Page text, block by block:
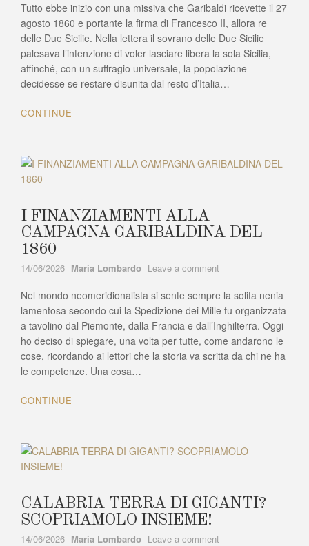
L’ESERCITO
BORBONICO
SI
ARRENDE
MASSA
AI
Tutto ebbe inizio con una missiva che Garibaldi ricevette il 27
agosto 1860 e portante la firma di Francesco II, allora re
delle Due Sicilie. Nella lettera il sovrano delle Due Sicilie
palesava l’intenzione di voler lasciare libera la sola Sicilia,
affinché, con un suffragio universale, la popolazione
decidesse se restare disunita dal resto d’Italia…
CONTINUE
I FINANZIAMENTI ALLA
CAMPAGNA GARIBALDINA DEL
1860
14/06/2026 Author
Maria Lombardo Leave a comment
FINANZIAMENTI
ALLA
CAMPAGNA
GARIBALDINA
DEL
1860
Nel mondo neomeridionalista si sente sempre la solita nenia
lamentosa secondo cui la Spedizione dei Mille fu organizzata
a tavolino dal Piemonte, dalla Francia e dall’Inghilterra. Oggi
ho deciso di spiegare, una volta per tutte, come andarono le
cose, ricordando ai lettori che la storia va scritta da chi ne ha
le competenze. Una cosa…
CONTINUE
CALABRIA TERRA DI GIGANTI?
SCOPRIAMOLO INSIEME!
14/06/2026 Author
Maria Lombardo Leave a comment